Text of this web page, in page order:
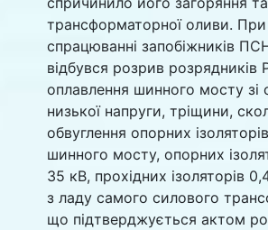
трансформаторної оливи. При
спрацюванні запобіжників
відбувся розрив розрядників
оплавлення шинного мосту зі
низької напруги, тріщини,
обвуглення опорних
шинного мосту, опорних
35 кВ, прохідних ізоляторів
з ладу самого силового
що підтверджується актом